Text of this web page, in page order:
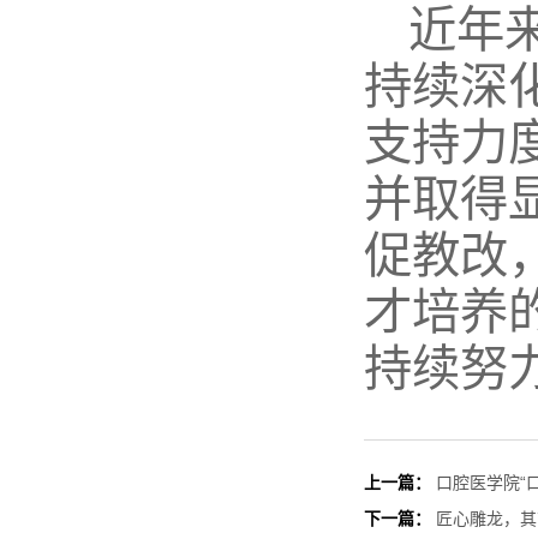
近年
持续深
支持力
并取得
促教改
才培养
持续努
上一篇：
口腔医学院“
下一篇：
匠心雕龙，